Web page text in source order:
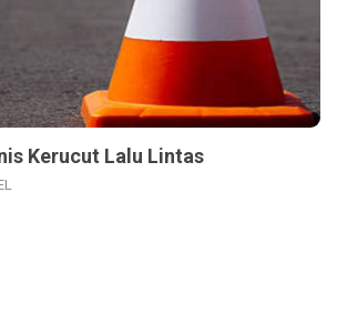
Kerucut Lalu Lintas